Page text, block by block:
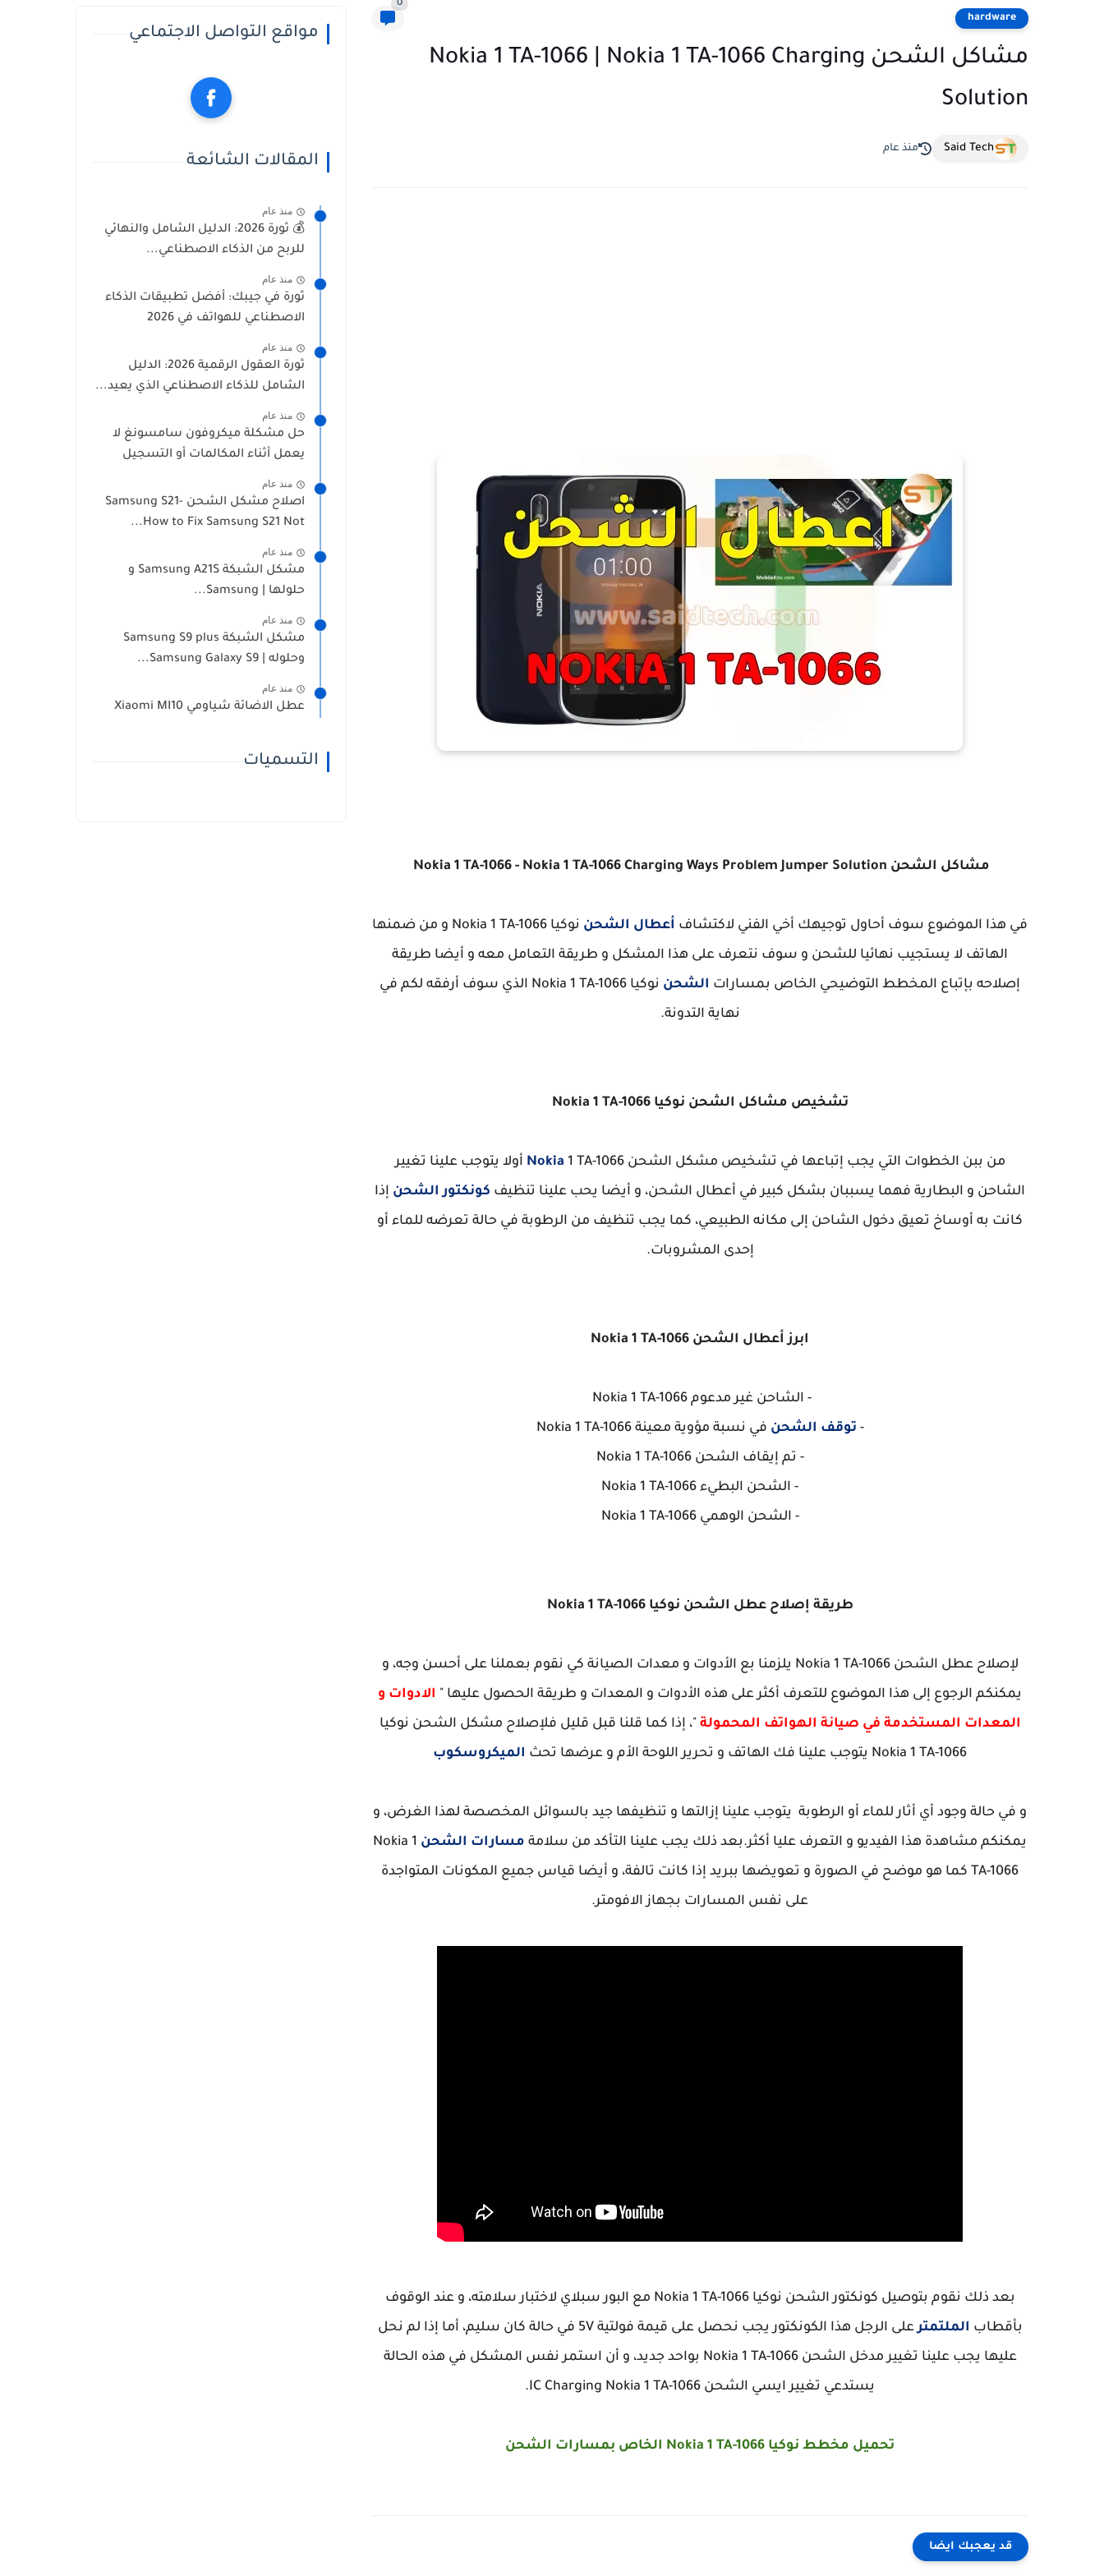
hardware
0
مشاكل الشحن Nokia 1 TA-1066 | Nokia 1 TA-1066 Charging
Solution
Said Tech منذ عام
مشاكل الشحن Nokia 1 TA-1066 - Nokia 1 TA-1066 Charging Ways Problem Jumper Solution
في هذا الموضوع سوف أحاول توجيهك أخي الفني لاكتشاف أعطال الشحن
نوكيا Nokia 1 TA-1066 و من ضمنها
الهاتف لا يستجيب نهائيا للشحن و سوف نتعرف على هذا المشكل و طريقة التعامل معه و أيضا طريقة
إصلاحه بإتباع المخطط التوضيحي الخاص بمسارات الشحن
نوكيا Nokia 1 TA-1066 الذي سوف أرفقه لكم في
نهاية التدونة.
تشخيص مشاكل الشحن نوكيا Nokia 1 TA-1066
من ببن الخطوات التي يجب إتباعها في تشخيص مشكل الشحن Nokia 1 TA-1066 أولا يتوجب علينا تغيير
الشاحن و البطارية فهما يسببان بشكل كبير في أعطال الشحن، و أيضا يحب علينا تنظيف كونكتور الشحن إذا
كانت به أوساخ تعيق دخول الشاحن إلى مكانه الطبيعي، كما يجب تنظيف من الرطوبة في حالة تعرضه للماء أو
إحدى المشروبات.
ابرز أعطال الشحن Nokia 1 TA-1066
- الشاحن غير مدعوم Nokia 1 TA-1066
- توقف الشحن في نسبة مؤوية معينة Nokia 1 TA-1066
- تم إيقاف الشحن Nokia 1 TA-1066
- الشحن البطيء Nokia 1 TA-1066
- الشحن الوهمي Nokia 1 TA-1066
طريقة إصلاح عطل الشحن نوكيا Nokia 1 TA-1066
لإصلاح عطل الشحن Nokia 1 TA-1066 يلزمنا بع الأدوات و معدات الصيانة كي نقوم بعملنا على أحسن وجه، و
يمكنكم الرجوع إلى هذا الموضوع للتعرف أكثر على هذه الأدوات و المعدات و طريقة الحصول عليها " الادوات و
المعدات المستخدمة في صيانة الهواتف المحمولة "، إذا كما قلنا قبل قليل فلإصلاح مشكل الشحن نوكيا
Nokia 1 TA-1066 يتوجب علينا فك الهاتف و تحرير اللوحة الأم و عرضها تحث
الميكروسكوب
و في حالة وجود أي أثار للماء أو الرطوبة يتوجب علينا إزالتها و تنظيفها جيد بالسوائل المخصصة لهذا الغرض، و
يمكنكم مشاهدة هذا الفيديو و التعرف عليا أكثر.بعد ذلك يجب علينا التأكد من سلامة مسارات الشحن Nokia 1
TA-1066 كما هو موضح في الصورة و تعويضها ببريد إذا كانت تالفة، و أيضا قياس جميع المكونات المتواجدة
على نفس المسارات بجهاز الافومتر.
بعد ذلك نقوم بتوصيل كونكتور الشحن نوكيا Nokia 1 TA-1066 مع البور سبلاي لاختبار سلامته، و عند الوقوف
بأقطاب الملتمتر
على الرجل هذا الكونكتور يجب نحصل على قيمة فولتية 5V في حالة كان سليم، أما إذا لم نحل
عليها يجب علينا تغيير مدخل الشحن Nokia 1 TA-1066 بواحد جديد، و أن استمر نفس المشكل في هذه الحالة
يستدعي تغيير ايسي الشحن IC Charging Nokia 1 TA-1066.
تحميل مخطط نوكيا Nokia 1 TA-1066 الخاص بمسارات الشحن
قد يعجبك ايضا
مواقع التواصل الاجتماعي
المقالات الشائعة
منذ عام
💰 ثورة 2026: الدليل الشامل والنهائي
للربح من الذكاء الاصطناعي...
منذ عام
ثورة في جيبك: أفضل تطبيقات الذكاء
الاصطناعي للهواتف في 2026
منذ عام
ثورة العقول الرقمية 2026: الدليل
الشامل للذكاء الاصطناعي الذي يعيد...
منذ عام
حل مشكلة ميكروفون سامسونغ لا
يعمل أثناء المكالمات أو التسجيل
منذ عام
اصلاح مشكل الشحن Samsung S21-
How to Fix Samsung S21 Not...
منذ عام
مشكل الشبكة Samsung A21S و
حلولها | Samsung...
منذ عام
مشكل الشبكة Samsung S9 plus
وحلوله | Samsung Galaxy S9...
منذ عام
عطل الاضائة شياومي Xiaomi MI10
التسميات